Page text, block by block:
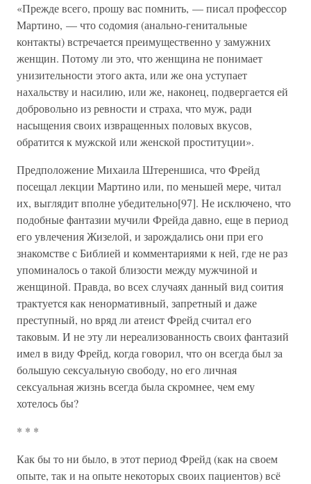
«Прежде всего, прошу вас помнить, — писал профессор
Мартино, — что содомия (анально-генитальные
контакты) встречается преимущественно у замужних
женщин. Потому ли это, что женщина не понимает
унизительности этого акта, или же она уступает
нахальству и насилию, или же, наконец, подвергается ей
добровольно из ревности и страха, что муж, ради
насыщения своих извращенных половых вкусов,
обратится к мужской или женской проституции».
Предположение Михаила Штереншиса, что Фрейд
посещал лекции Мартино или, по меньшей мере, читал
их, выглядит вполне убедительно[97]. Не исключено, что
подобные фантазии мучили Фрейда давно, еще в период
его увлечения Жизелой, и зарождались они при его
знакомстве с Библией и комментариями к ней, где не раз
упоминалось о такой близости между мужчиной и
женщиной. Правда, во всех случаях данный вид соития
трактуется как ненормативный, запретный и даже
преступный, но вряд ли атеист Фрейд считал его
таковым. И не эту ли нереализованность своих фантазий
имел в виду Фрейд, когда говорил, что он всегда был за
большую сексуальную свободу, но его личная
сексуальная жизнь всегда была скромнее, чем ему
хотелось бы?
* * *
Как бы то ни было, в этот период Фрейд (как на своем
опыте, так и на опыте некоторых своих пациентов) всё